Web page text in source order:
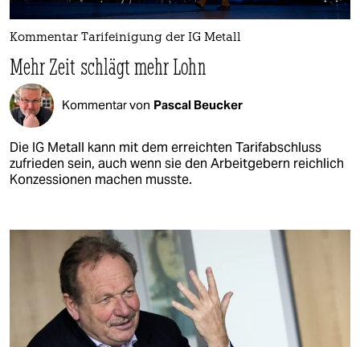
Kommentar Tarifeinigung der IG Metall
Mehr Zeit schlägt mehr Lohn
Kommentar von Pascal Beucker
Die IG Metall kann mit dem erreichten Tarifabschluss
zufrieden sein, auch wenn sie den Arbeitgebern reichlich
Konzessionen machen musste.